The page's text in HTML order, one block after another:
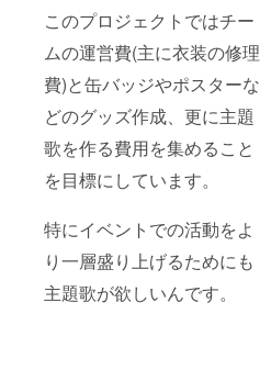
このプロジェクトではチー
ムの運営費(主に衣装の修理
費)と缶バッジやポスターな
どのグッズ作成、更に主題
歌を作る費用を集めること
を目標にしています。
特にイベントでの活動をよ
り一層盛り上げるためにも
主題歌が欲しいんです。